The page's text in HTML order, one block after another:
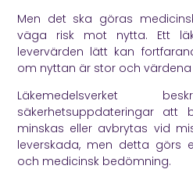
Men det ska göras
väga risk mot nytta. Ett
levervärden lätt kan
om nyttan är stor och värdena
Läkemedelsverket
säkerhetsuppdateringar att
minskas eller avbrytas vid
leverskada, men detta görs
och medicinsk bedömning.